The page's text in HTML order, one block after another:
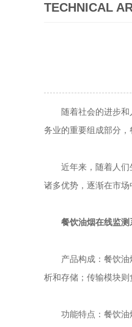
TECHNICAL
随着社会的进步和人
务业的重要组成部分
近年来，随着人们生
诸多优势，逐渐在市
餐饮油烟在线监测
产品构成：餐饮油烟
析和存储；传输模块则
功能特点：餐饮油烟